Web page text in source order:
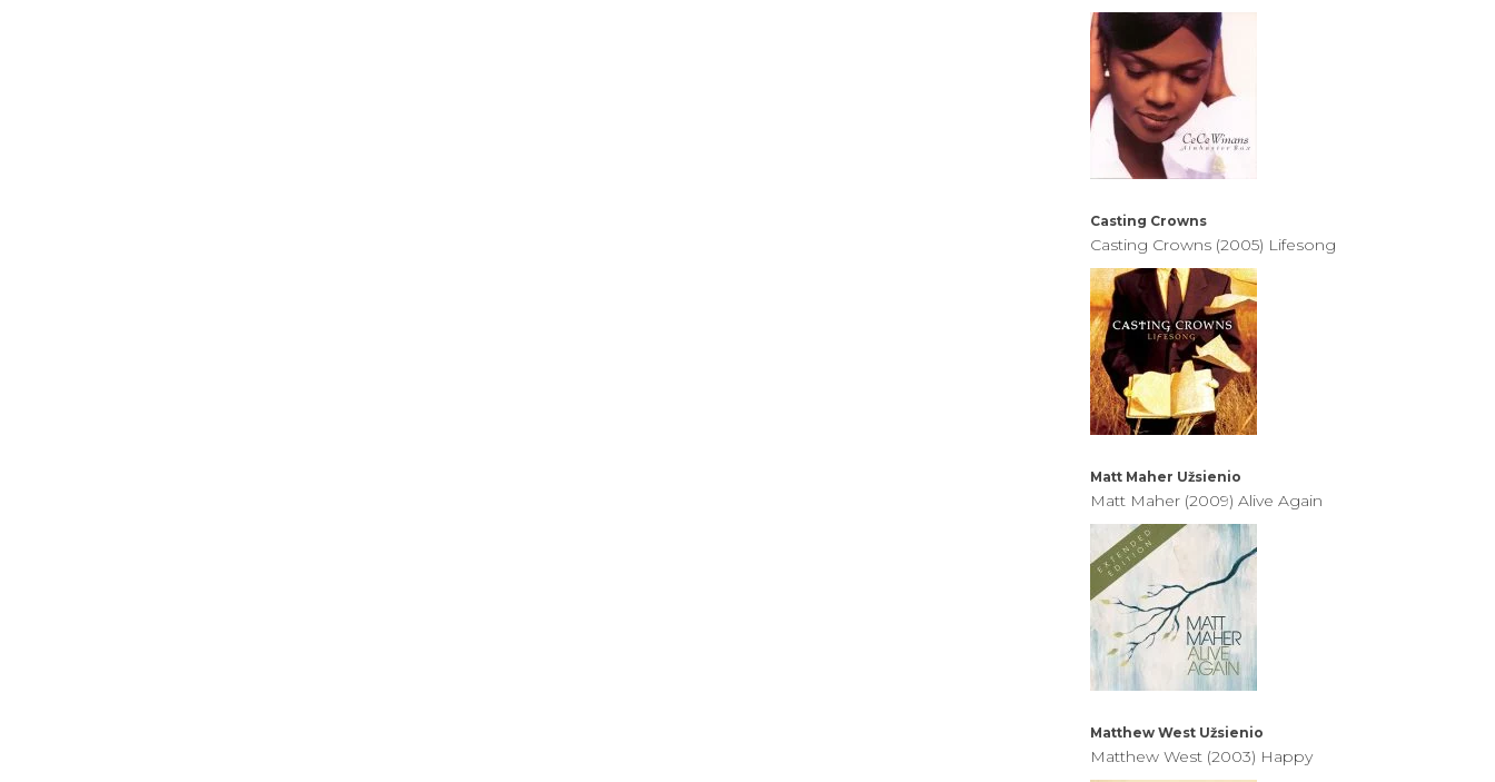
Casting Crowns
Casting Crowns (2005) Lifesong
Matt Maher Užsienio
Matt Maher (2009) Alive Again
Matthew West Užsienio
Matthew West (2003) Happy